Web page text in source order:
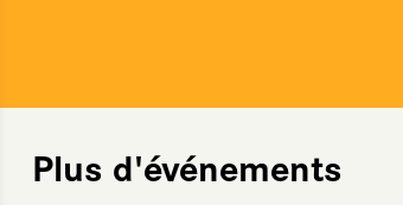
Plus d'événements